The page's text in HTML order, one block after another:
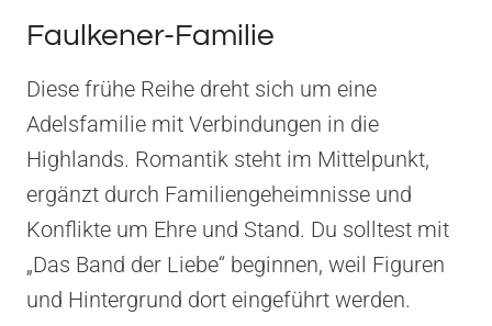
Faulkener-Familie
Diese frühe Reihe dreht sich um eine
Adelsfamilie mit Verbindungen in die
Highlands. Romantik steht im Mittelpunkt,
ergänzt durch Familiengeheimnisse und
Konflikte um Ehre und Stand. Du solltest mit
„Das Band der Liebe“ beginnen, weil Figuren
und Hintergrund dort eingeführt werden.